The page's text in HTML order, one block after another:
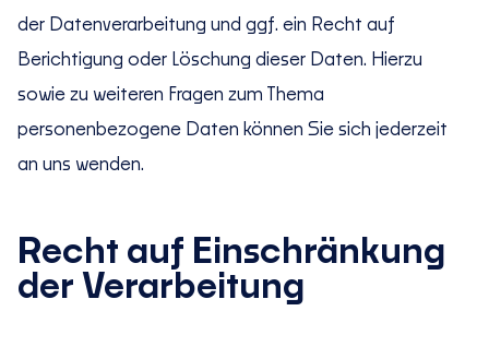
der Datenverarbeitung und ggf. ein Recht auf
Berichtigung oder Löschung dieser Daten. Hierzu
sowie zu weiteren Fragen zum Thema
personenbezogene Daten können Sie sich jederzeit
an uns wenden.
Recht auf Einschränkung
der Verarbeitung